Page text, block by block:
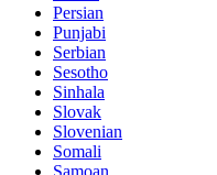
Persian
Punjabi
Serbian
Sesotho
Sinhala
Slovak
Slovenian
Somali